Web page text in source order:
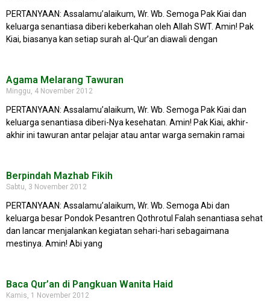
PERTANYAAN: Assalamu’alaikum, Wr. Wb. Semoga Pak Kiai dan
keluarga senantiasa diberi keberkahan oleh Allah SWT. Amin! Pak
Kiai, biasanya kan setiap surah al-Qur’an diawali dengan
Agama Melarang Tawuran
Minggu, 4 November 2012
PERTANYAAN: Assalamu’alaikum, Wr. Wb. Semoga Pak Kiai dan
keluarga senantiasa diberi-Nya kesehatan. Amin! Pak Kiai, akhir-
akhir ini tawuran antar pelajar atau antar warga semakin ramai
Berpindah Mazhab Fikih
Sabtu, 3 November 2012
PERTANYAAN: Assalamu’alaikum, Wr. Wb. Semoga Abi dan
keluarga besar Pondok Pesantren Qothrotul Falah senantiasa sehat
dan lancar menjalankan kegiatan sehari-hari sebagaimana
mestinya. Amin! Abi yang
Baca Qur’an di Pangkuan Wanita Haid
Kamis, 1 November 2012